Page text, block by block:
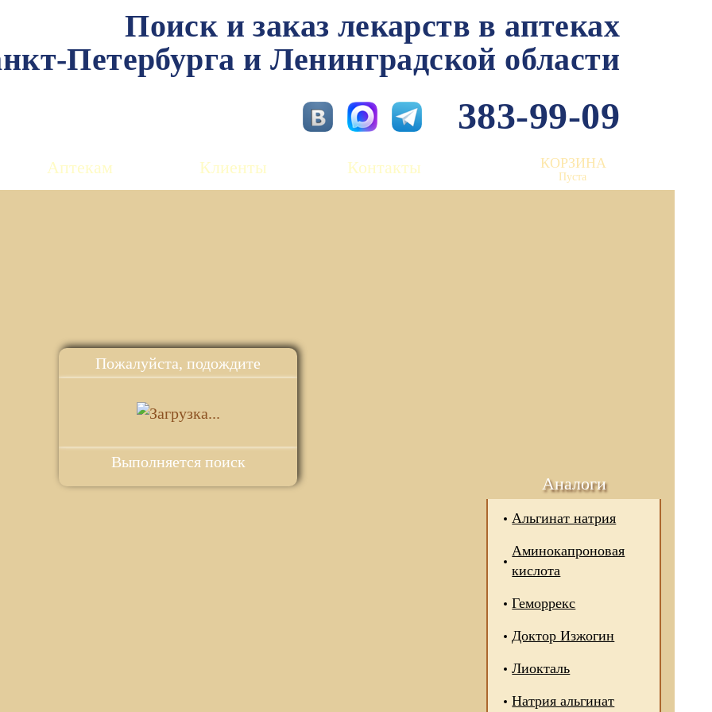
Пожалуйста, подождите
Выполняется поиск
Поиск и заказ лекарств в аптеках
Петербурга и Ленинградской области
383-99-09
Аптекам Клиенты Контакты КОРЗИНА
Пуста
Аналоги
Альгинат натрия
Аминокапроновая
кислота
Геморрекс
Доктор Изжогин
Лиокталь
Натрия альгинат